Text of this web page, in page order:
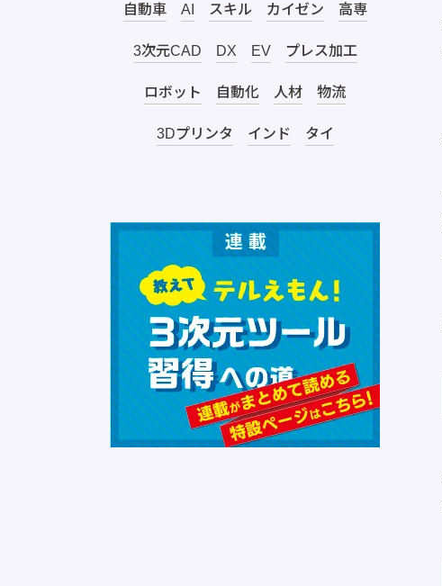
自動車 AI スキル カイゼン 高専
3次元CAD DX EV プレス加工
ロボット 自動化 人材 物流
3Dプリンタ インド タイ